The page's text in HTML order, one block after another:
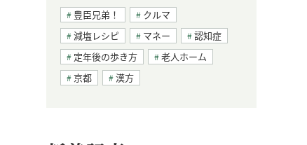
豊臣兄弟！
クルマ
減塩レシピ
マネー
認知症
定年後の歩き方
老人ホーム
京都
漢方